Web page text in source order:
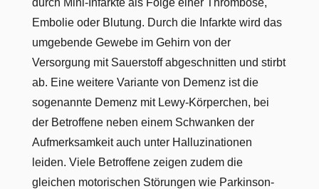
Embolie oder Blutung. Durch die Infarkte wird das
umgebende Gewebe im Gehirn von der
Versorgung mit Sauerstoff abgeschnitten und stirbt
ab. Eine weitere Variante von Demenz ist die
sogenannte Demenz mit Lewy-Körperchen, bei
der Betroffene neben einem Schwanken der
Aufmerksamkeit auch unter Halluzinationen
leiden. Viele Betroffene zeigen zudem die
gleichen motorischen Störungen wie Parkinson-